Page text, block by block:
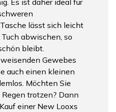
lässt sich leicht
abwischen, so
bleibt.
Gewebes
auch einen kleinen
Möchten Sie
trotzen? Dann
einer New Looxs